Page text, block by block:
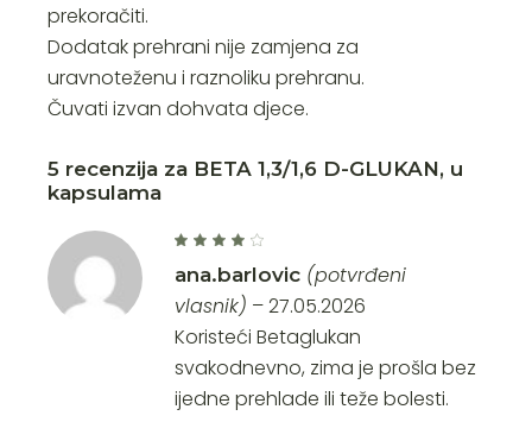
prekoračiti.
Dodatak prehrani nije zamjena za
uravnoteženu i raznoliku prehranu.
Čuvati izvan dohvata djece.
5 recenzija za BETA 1,3/1,6 D-GLUKAN, u
kapsulama
ana.barlovic (potvrđeni
vlasnik) –27.05.2026
Koristeći Betaglukan
svakodnevno, zima je prošla bez
ijedne prehlade ili teže bolesti.